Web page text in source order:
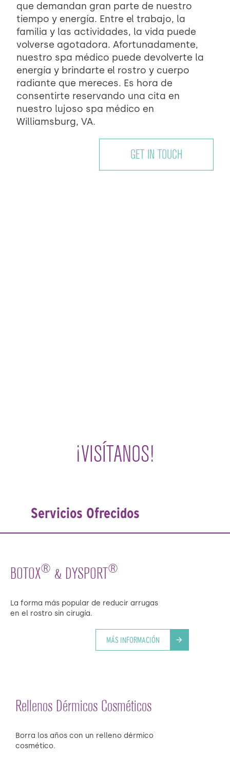
que demandan gran parte de nuestro
tiempo y energía. Entre el trabajo, la
familia y las actividades, la vida puede
volverse agotadora. Afortunadamente,
nuestro spa médico puede devolverte la
energía y brindarte el rostro y cuerpo
radiante que mereces. Es hora de
consentirte reservando una cita en
nuestro lujoso spa médico en
Williamsburg, VA.
GET IN TOUCH
¡VISÍTANOS!
Servicios Ofrecidos
BOTOX® & DYSPORT®
La forma más popular de reducir arrugas
en el rostro sin cirugía.
MÁS INFORMACIÓN arrow_forward
Rellenos Dérmicos Cosméticos
Borra los años con un relleno dérmico
cosmético.